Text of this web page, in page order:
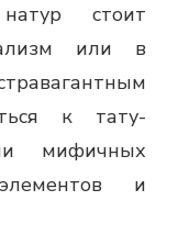
стоит
или в
к тату-
мифичных
и